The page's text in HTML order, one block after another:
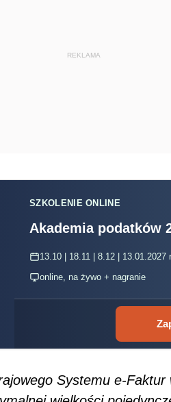
REKLAMA
SZKOLENIE ONLINE
Akademia podatków
13.10 | 18.11 | 8.12 | 13.01.2027
online, na żywo + nagranie
Systemu e-